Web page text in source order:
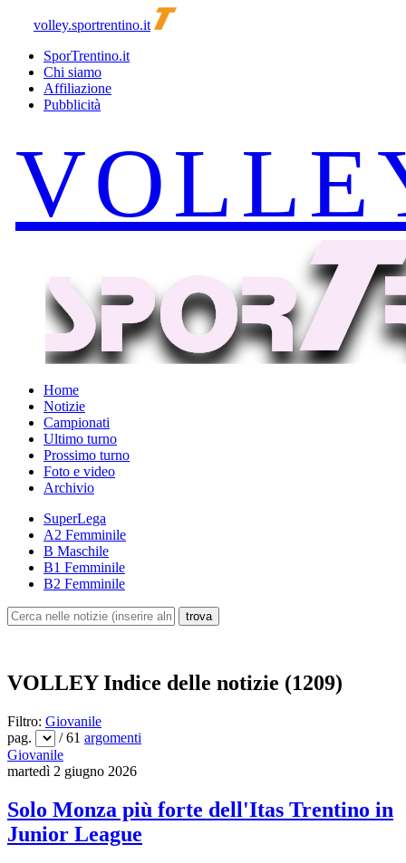
volley.sportrentino.it
SporTrentino.it
Chi siamo
Affiliazione
Pubblicità
Home
Notizie
Campionati
Ultimo turno
Prossimo turno
Foto e video
Archivio
SuperLega
A2 Femminile
B Maschile
B1 Femminile
B2 Femminile
VOLLEYIndice delle notizie (1209)
Filtro: Giovanile
pag.
/ 61 argomenti
Giovanile
martedì 2 giugno 2026
Solo Monza più forte dell'Itas Trentino in
Junior League